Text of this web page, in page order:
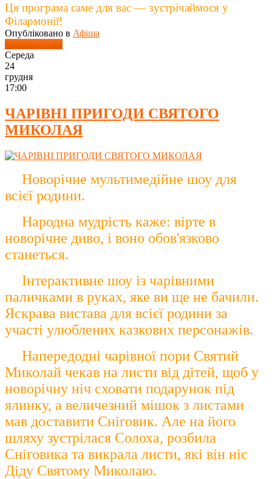
Ця програма саме для вас — зустрічаймося у
Філармонії!
Опубліковано в Афіша
Детальніше ...
Середа
24
грудня
17:00
ЧАРІВНІ ПРИГОДИ СВЯТОГО
МИКОЛАЯ
Новорічне мультимедійне шоу для
всієї родини.
Народна мудрість каже: вірте в
новорічне диво, і воно обов'язково
станеться.
Інтерактивне шоу із чарівними
паличками в руках, яке ви ще не бачили.
Яскрава вистава для всієї родини за
участі улюблених казкових персонажів.
Напередодні чарівної пори Святий
Миколай чекав на листи від дітей, щоб у
новорічну ніч сховати подарунок під
ялинку, а величезний мішок з листами
мав доставити Сніговик. Але на його
шляху зустрілася Солоха, розбила
Сніговика та викрала листи, які він ніс
Діду Святому Миколаю.